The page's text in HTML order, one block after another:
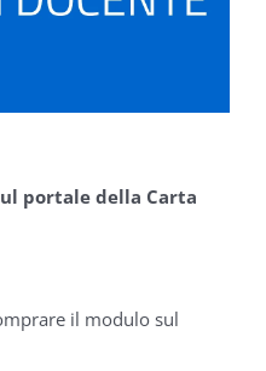
portale della Carta
il modulo sul